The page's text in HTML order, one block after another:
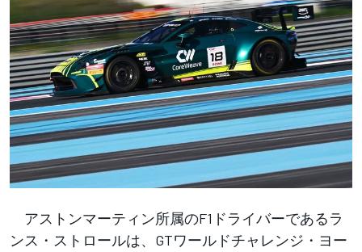
アストンマーティン所属のF1ドライバーであるラ
ンス・ストロールは、GTワールドチャレンジ・ヨー